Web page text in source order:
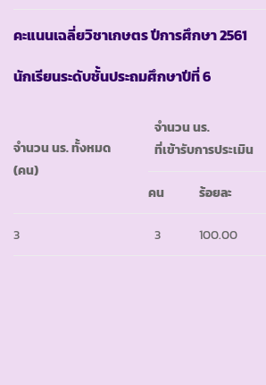
คะแนนเฉลี่ยวิชาเกษตร ปีการศึกษา 2561
นักเรียนระดับชั้นประถมศึกษาปีที่ 6
จำนวน นร. ทั้งหมด
(คน)
จำนวน นร.
ที่เข้ารับการประเมิน
คน ร้อยละ
3 3 100.00